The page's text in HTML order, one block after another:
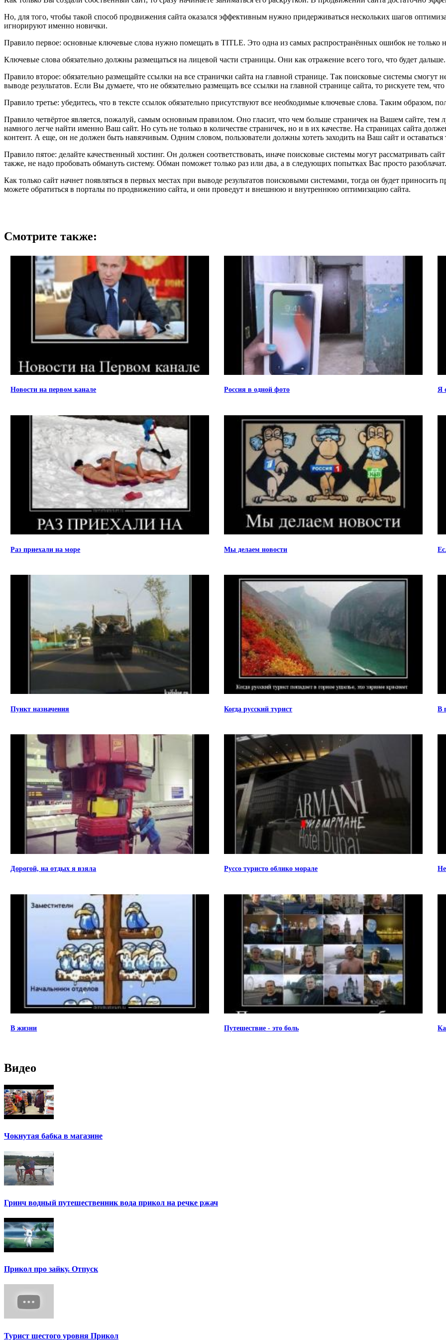
Но, для того, чтобы такой способ продвижения сайта оказался эффективным нужно придерживаться нескольких шагов
игнорируют именно новички.
Правило первое: основные ключевые слова нужно помещать в TITLE. Это одна из самых распространённых ошибок не только
Ключевые слова обязательно должны размещаться на лицевой части страницы. Они как отражение всего того, что будет дальше.
Правило второе: обязательно размещайте ссылки на все странички сайта на главной странице. Так поисковые системы смогут
выводе результатов. Если Вы думаете, что не обязательно размещать все ссылки на главной странице сайта, то рискуете тем,
Правило третье: убедитесь, что в тексте ссылок обязательно присутствуют все необходимые ключевые слова. Таким образом,
Правило четвёртое является, пожалуй, самым основным правилом. Оно гласит, что чем больше страничек на Вашем сайте, тем
намного легче найти именно Ваш сайт. Но суть не только в количестве страничек, но и в их качестве. На страницах сайта
контент. А еще, он не должен быть навязчивым. Одним словом, пользователи должны хотеть заходить на Ваш сайт и
Правило пятое: делайте качественный хостинг. Он должен соответствовать, иначе поисковые системы могут рассматривать
также, не надо пробовать обмануть систему. Обман поможет только раз или два, а в следующих попытках Вас просто
Как только сайт начнет появляться в первых местах при выводе результатов поисковыми системами, тогда он будет
можете обратиться в порталы по продвижению сайта, и они проведут и внешнюю и внутреннюю оптимизацию сайта.
Смотрите также:
Новости на первом канале Россия в одной фото Я
Раз приехали на море Мы делаем новости
Пункт назначения Когда русский турист В
Дорогой, на отдых я взяла Руссо туристо облико морале
В жизни Путешествие - это боль
Видео
Чокнутая бабка в магазине
Гринч водный путешественник вода прикол на речке ржач
Прикол про зайку. Отпуск
Турист шестого уровня Прикол